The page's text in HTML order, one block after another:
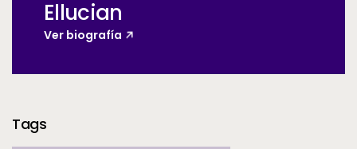
Ellucian
Ver biografía
Additional Information
Tags